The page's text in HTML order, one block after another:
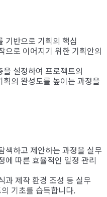
기반으로 기획의 핵심
으로 이어지기 위한 기획안의
설정하여 프로젝트의
의 완성도를 높이는 과정을
색하고 제안하는 과정을 실무
에 따른 효율적인 일정 관리
과 제작 환경 조성 등 실무
기초를 습득합니다.